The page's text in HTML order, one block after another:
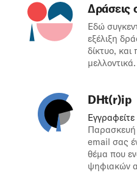
Δράσεις
Εδώ
εξέλιξη
δίκτυο,
μελλοντικά.
DHt(r)ip
Παρασκευή
email σας
θέμα που
ψηφιακών